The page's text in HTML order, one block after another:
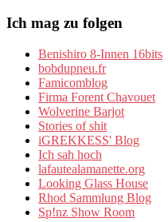
Ich mag zu folgen
Benishiro 8-Innen 16bits
bobdupneu.fr
Famicomblog
Firma Forent Chavouet
Wolverine Barjot
Stories of shit
iGREKKESS' Blog
Ich sah hoch
lafautealamanette.org
Looking Glass House
Rhod Sammlung Blog
Sp!nz Show Room